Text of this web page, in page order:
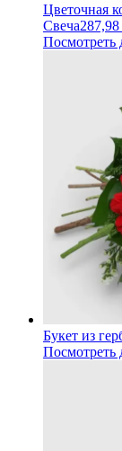
Цветочная
Свеча
Посмотреть
Букет из
Посмотреть